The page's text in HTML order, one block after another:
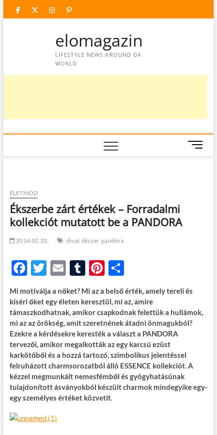
facebooktwitter
instagram
googleplus
pinterest
elomagazin
LIFESTYLE NEWS AROUND DA
WORLD
M
e
ÉLETMÓD
Ékszerbe zárt értékek – Forradalmi
kollekciót mutatott be a PANDORA
2014.02.20. divat ékszer pandora
F
ac
e
b
o
o
k
T
w
itt
er
E
m
ail
T
u
m
bl
r
Pi
nt
er
es
t
O
ss
za
m
e
g
Mi motiválja a nőket? Mi az a belső érték, amely tereli és
kíséri őket egy életen keresztül, mi az, amire
támaszkodhatnak, amikor csapkodnak felettük a hullámok,
mi az az örökség, amit szeretnének átadni önmagukból?
Ezekre a kérdésekre keresték a választ a PANDORA
tervezői, amikor megalkották az egy karcsú ezüst
karkötőből és a hozzá tartozó, szimbolikus jelentéssel
felruházott charmsorozatból álló ESSENCE kollekciót. A
kézzel megmunkált nemesfémből és gyógyhatásúnak
tulajdonított ásványokból készült charmok mindegyike egy-
egy személyes értéket közvetít.